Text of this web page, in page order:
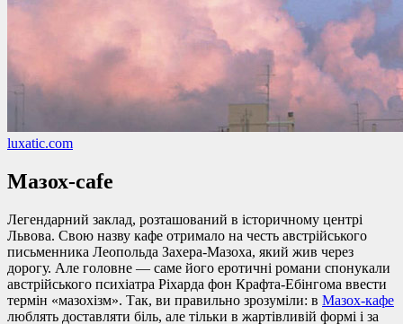
luxatic.com
Мазох-cafe
Легендарний заклад, розташований в історичному центрі
Львова. Свою назву кафе отримало на честь австрійського
письменника Леопольда Захера-Мазоха, який жив через
дорогу. Але головне — саме його еротичні романи спонукали
австрійського психіатра Ріхарда фон Крафта-Ебінгома ввести
термін «мазохізм». Так, ви правильно зрозуміли: в Мазох-кафе
люблять доставляти біль, але тільки в жартівливій формі і за